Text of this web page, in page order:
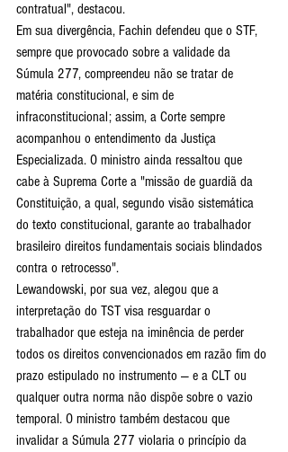
contratual", destacou.
Em sua divergência, Fachin defendeu que o STF,
sempre que provocado sobre a validade da
Súmula 277, compreendeu não se tratar de
matéria constitucional, e sim de
infraconstitucional; assim, a Corte sempre
acompanhou o entendimento da Justiça
Especializada. O ministro ainda ressaltou que
cabe à Suprema Corte a "missão de guardiã da
Constituição, a qual, segundo visão sistemática
do texto constitucional, garante ao trabalhador
brasileiro direitos fundamentais sociais blindados
contra o retrocesso".
Lewandowski, por sua vez, alegou que a
interpretação do TST visa resguardar o
trabalhador que esteja na iminência de perder
todos os direitos convencionados em razão fim do
prazo estipulado no instrumento — e a CLT ou
qualquer outra norma não dispõe sobre o vazio
temporal. O ministro também destacou que
invalidar a Súmula 277 violaria o princípio da